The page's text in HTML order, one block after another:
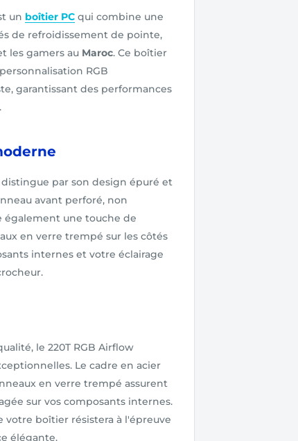
un boîtier PC qui combine une
de refroidissement de pointe,
les gamers au Maroc. Ce boîtier
RGB
garantissant des performances
distingue par son design épuré et
avant perforé, non
également une touche de
en verre trempé sur les côtés
internes et votre éclairage
le 220T RGB Airflow
Le cadre en acier
en verre trempé assurent
sur vos composants internes.
votre boîtier résistera à l'épreuve
élégante.